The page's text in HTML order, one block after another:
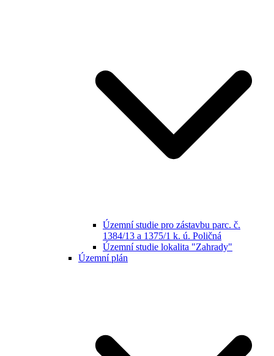
Územní studie pro zástavbu parc. č.
1384/13 a 1375/1 k. ú. Poličná
Územní studie lokalita "Zahrady"
Územní plán